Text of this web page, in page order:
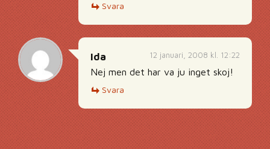
Svara
12 januari, 2008 kl. 12:22
Ida
Nej men det har va ju inget skoj!
Svara